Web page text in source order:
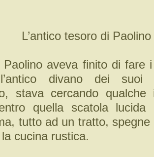
L’antico tesoro di Paolino
aveva finito di fare
divano dei
stava cercando qualche
quella scatola
tutto ad un tratto,
cucina rustica.